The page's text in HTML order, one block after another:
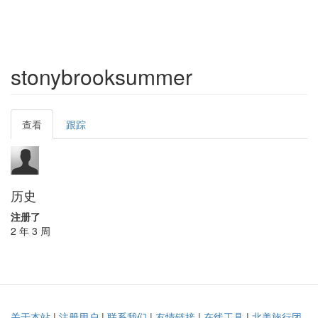
stonybrooksummer
Primary
tabs
查看 (active
tab)
跟踪
历史
注册了
2 年 3 周